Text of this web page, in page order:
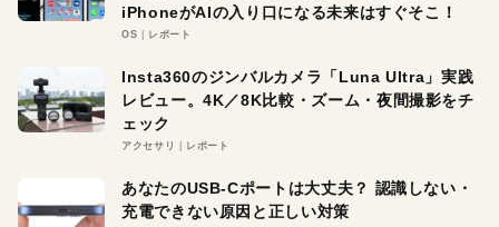
iPhoneがAIの入り口になる未来はすぐそこ！
OS レポート
Insta360のジンバルカメラ「Luna Ultra」実践
レビュー。4K／8K比較・ズーム・夜間撮影をチ
ェック
アクセサリ レポート
あなたのUSB-Cポートは大丈夫？ 認識しない・
充電できない原因と正しい対策